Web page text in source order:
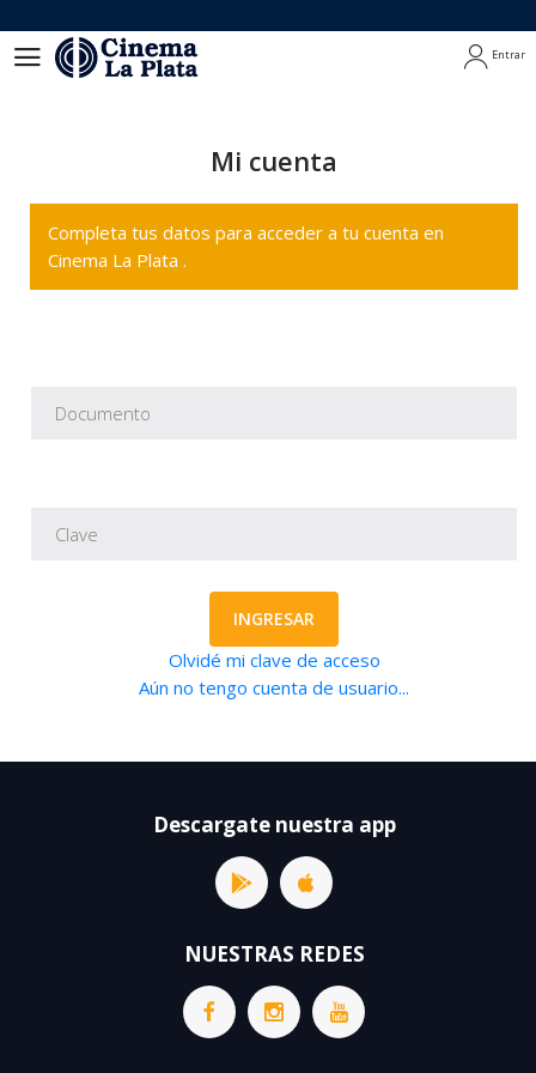
Entrar
Mi cuenta
Completa tus datos para acceder a tu cuenta en
Cinema La Plata .
INGRESAR
Olvidé mi clave de acceso
Aún no tengo cuenta de usuario...
Descargate nuestra app
NUESTRAS REDES